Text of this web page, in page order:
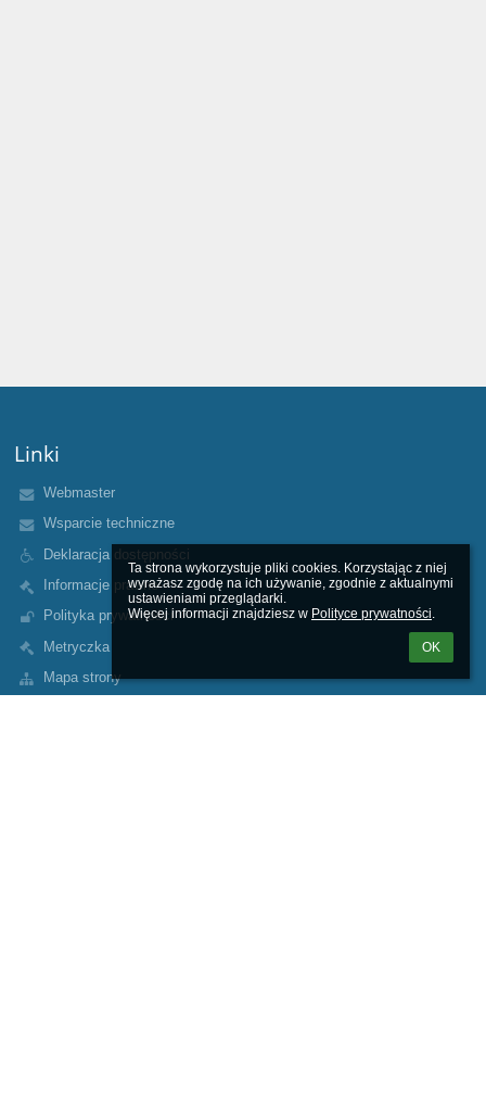
Ta strona wykorzystuje pliki cookies. Korzystając z niej
wyrażasz zgodę na ich używanie, zgodnie z aktualnymi
ustawieniami przeglądarki.
Więcej informacji znajdziesz w Polityce prywatności.
OK
Linki
Webmaster
Wsparcie techniczne
Deklaracja dostępności
Informacje prawne
Polityka prywatności
Metryczka
Mapa strony